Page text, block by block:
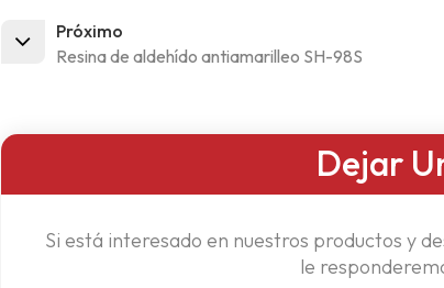
Próximo
Resina de aldehído antiamarilleo SH-98S
Dejar
Si está interesado en nuestros productos y
le